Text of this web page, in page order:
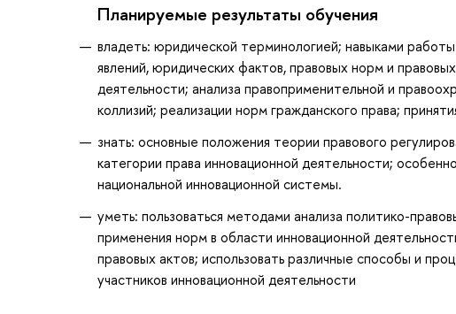
Планируемые результаты обучения
владеть: юридической терминологией; навыками
явлений, юридических фактов, правовых норм и
деятельности; анализа правоприменительной и
коллизий; реализации норм гражданского права;
знать: основные положения теории правового
категории права инновационной деятельности;
национальной инновационной системы.
уметь: пользоваться методами анализа политико-
применения норм в области инновационной
правовых актов; использовать различные способы и
участников инновационной деятельности